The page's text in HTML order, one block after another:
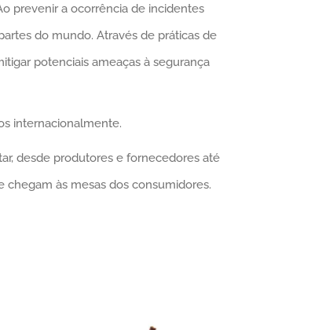
prevenir a ocorrência de incidentes
do mundo. Através de práticas de
potenciais ameaças à segurança
internacionalmente.
desde produtores e fornecedores até
às mesas dos consumidores.